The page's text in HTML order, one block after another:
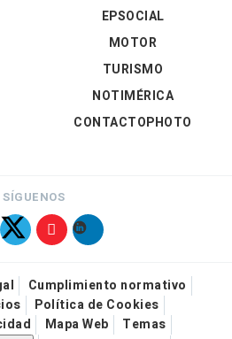
EPSOCIAL
MOTOR
TURISMO
NOTIMÉRICA
CONTACTOPHOTO
SÍGUENOS
Cumplimiento normativo
Política de Cookies
Mapa Web
Temas